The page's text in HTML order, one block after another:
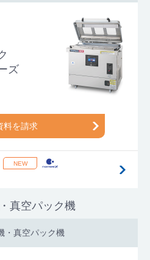
ズ
料を請求
真空パック機
・真空パック機